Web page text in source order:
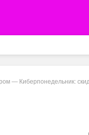
— Киберпонедельник: